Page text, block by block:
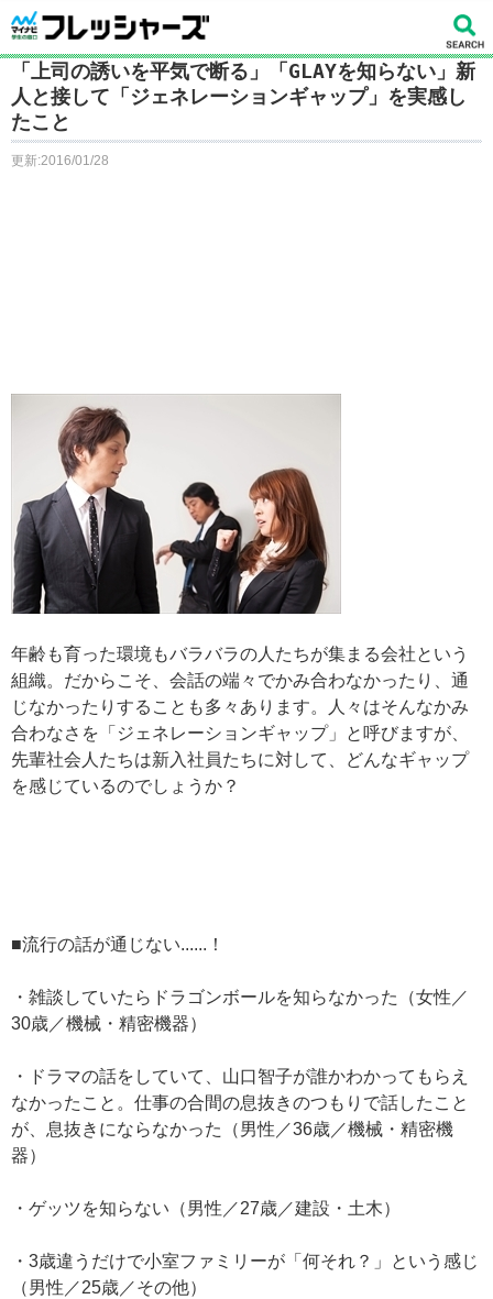
「上司の誘いを平気で断る」「GLAYを知らない」新
人と接して「ジェネレーションギャップ」を実感し
たこと
更新:2016/01/28
年齢も育った環境もバラバラの人たちが集まる会社という
組織。だからこそ、会話の端々でかみ合わなかったり、通
じなかったりすることも多々あります。人々はそんなかみ
合わなさを「ジェネレーションギャップ」と呼びますが、
先輩社会人たちは新入社員たちに対して、どんなギャップ
を感じているのでしょうか？
■流行の話が通じない......！
・雑談していたらドラゴンボールを知らなかった（女性／
30歳／機械・精密機器）
・ドラマの話をしていて、山口智子が誰かわかってもらえ
なかったこと。仕事の合間の息抜きのつもりで話したこと
が、息抜きにならなかった（男性／36歳／機械・精密機
器）
・ゲッツを知らない（男性／27歳／建設・土木）
・3歳違うだけで小室ファミリーが「何それ？」という感じ
（男性／25歳／その他）